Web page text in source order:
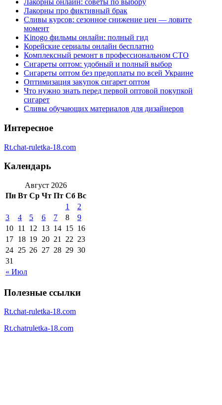
Лакорны онлайн: советы по выбору
Лакорны про фиктивный брак
Сливы курсов: сезонное снижение цен — ловите
момент
Kinogo фильмы онлайн: полный гид
Корейские сериалы онлайн бесплатно
Комплексный ремонт в профессиональном СТО
Сигареты оптом: удобный и полный выбор
Сигареты оптом без предоплаты по всей Украине
Оптимизация закупок сигарет оптом
Что нужно знать перед первой оптовой покупкой
сигарет
Сливы обучающих материалов для дизайнеров
Интересное
Rt.chat-ruletka-18.com
Календарь
Август 2026
Пн Вт Ср Чт Пт Сб Вс
« Июл
1
2
3
4 5 6 7 8
9
10 11 12 13 14 15 16
17 18 19 20 21 22 23
24 25 26 27 28 29 30
31
Полезные ссылки
Rt.chat-ruletka-18.com
Rt.chatruletka-18.com